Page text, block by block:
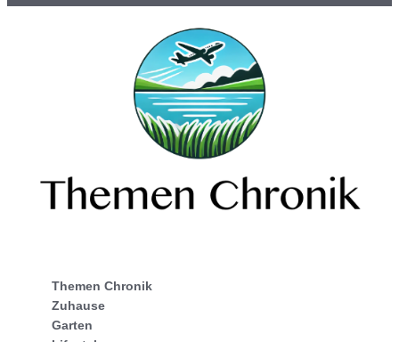
Themen Chronik
Zuhause
Garten